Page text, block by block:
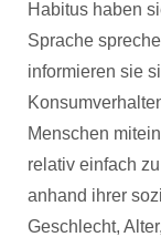
Habitus haben
Sprache
informieren sie
Menschen
relativ einfach
anhand ihrer
Geschlecht,